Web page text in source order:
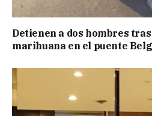
Detienen a dos hombres
marihuana en el puente